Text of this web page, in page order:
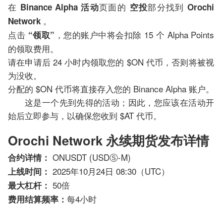
在 BinanceAlpha 活动页面的 空投部分找到Orochi
Network 。
点击 “领取” ，您的账户中将会扣除 1​​5 个 Alpha Points
的领取费用。
请在申请后 24 小时内领取您的 $ON 代币，否则将被视
为没收。
分配的 $ON 代币将直接存入您的 Binance Alpha 账户。
这是一个先到先得的活动；因此，您应该在活动开
始后立即参与，以确保您收到 $AT 代币。
Orochi Network 永续期货发布详情
合约详情： ONUSDT (USDⓈ-M)
上线时间： 2025年10月24日 08:30（UTC）
最大杠杆： 50倍
费用结算频率： 每4小时